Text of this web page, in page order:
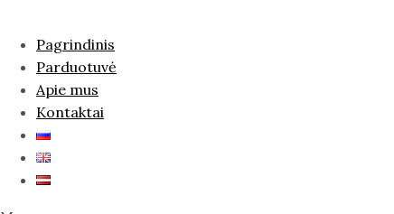
Pagrindinis
Parduotuvė
Apie mus
Kontaktai